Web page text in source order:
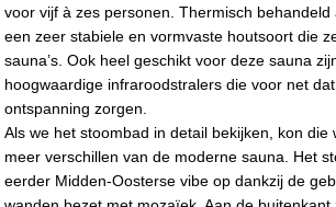
voor vijf à zes personen. Thermisch behandeld
een zeer stabiele en vormvaste houtsoort die
sauna’s. Ook heel geschikt voor deze sauna
hoogwaardige infraroodstralers die voor net
ontspanning zorgen.
Als we het stoombad in detail bekijken, kon die
meer verschillen van de moderne sauna. Het
eerder Midden-Oosterse vibe op dankzij de